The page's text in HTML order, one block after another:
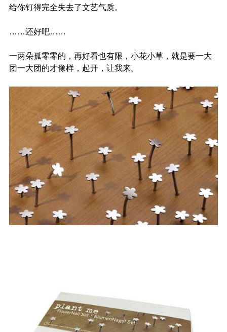
给你钉得完全失去了文艺气质。
……还好吧……
一两朵孤零零的，再好看也有限，小花小草，就是要一大
团一大团的才像样，起开，让我来。